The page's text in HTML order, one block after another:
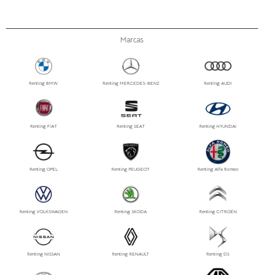
Marcas
Renting BMW Renting MERCEDES-BENZ Renting AUDI
Renting FIAT Renting SEAT Renting HYUNDAI
Renting OPEL Renting PEUGEOT Renting Alfa Romeo
Renting VOLKSWAGEN Renting SKODA Renting CITROËN
Renting NISSAN Renting RENAULT Renting DS